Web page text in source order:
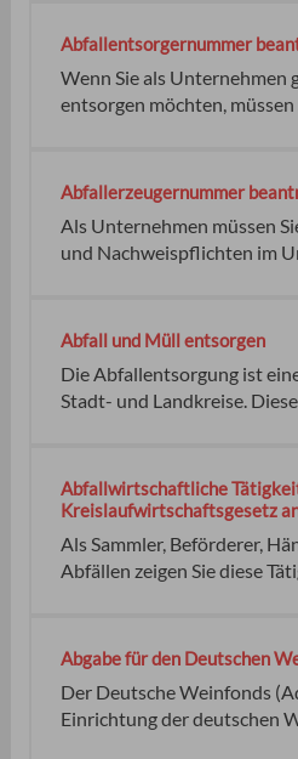
Ausnahmefällen am
Abendgymnasium dauert Es
folgende Bildungsgänge:
Abfallentsorgernummer
Wenn Sie als Unternehmen
entsorgen möchten,
Regelfall keine eigene
Funktion der
durch die
Sie hierzu die Leistung
Abfallerzeugernummer
Als Unternehmen müssen
und Nachweispflichten im
entsorgen haben, benötigen
Abfallerzeugernummer. Die
Abfallerzeugernummer
Abfall und Müll entsorgen
Die Abfallentsorgung ist
Stadt- und Landkreise.
können sich von Kommune
unterscheiden.
Abfallwirtschaftsbetrieb:
Abfallwirtschaftliche
Kreislaufwirtschaftsgesetz
Als Sammler, Beförderer,
Abfällen zeigen Sie diese
Erlaubnispflicht befreit sind,
zusätzliche Unterlagen Ihrer
Haben Sie Ihre Tätigkeit
Angaben haben sich
Abgabe für den Deutschen
Der Deutsche Weinfonds
Einrichtung der deutschen